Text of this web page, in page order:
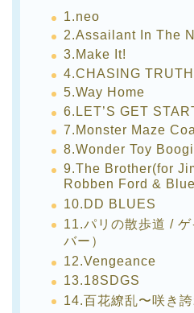
1.neo
2.Assailant In The
3.Make It!
4.CHASING TRUTH
5.Way Home
6.LET’S GET
7.Monster Maze
8.Wonder Toy
9.The Brother(for
Robben Ford &
10.DD BLUES
11.パリの散歩道 /
バー）
12.Vengeance
13.18SDGS
14.百花繚乱〜咲き